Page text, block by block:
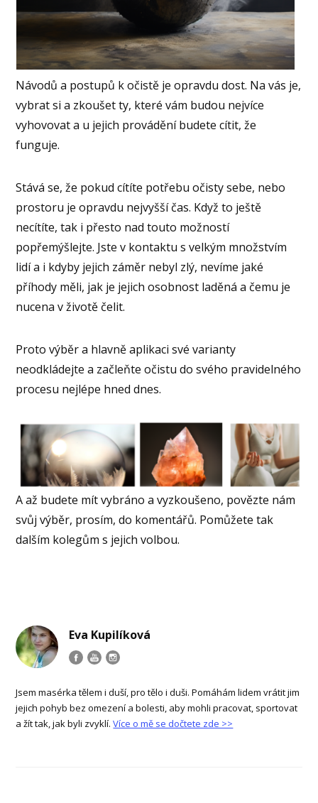
Návodů a postupů k očistě je opravdu dost. Na vás je,
vybrat si a zkoušet ty, které vám budou nejvíce
vyhovovat a u jejich provádění budete cítit, že
funguje.
Stává se, že pokud cítíte potřebu očisty sebe, nebo
prostoru je opravdu nejvyšší čas. Když to ještě
necítíte, tak i přesto nad touto možností
popřemýšlejte. Jste v kontaktu s velkým množstvím
lidí a i kdyby jejich záměr nebyl zlý, nevíme jaké
příhody měli, jak je jejich osobnost laděná a čemu je
nucena v životě čelit.
Proto výběr a hlavně aplikaci své varianty
neodkládejte a začleňte očistu do svého pravidelného
procesu nejlépe hned dnes.
A až budete mít vybráno a vyzkoušeno, povězte nám
svůj výběr, prosím, do komentářů. Pomůžete tak
dalším kolegům s jejich volbou.
Eva Kupilíková
Jsem masérka tělem i duší, pro tělo i duši. Pomáhám lidem vrátit jim
jejich pohyb bez omezení a bolesti, aby mohli pracovat, sportovat
a žít tak, jak byli zvyklí.Více o mě se dočtete zde >>